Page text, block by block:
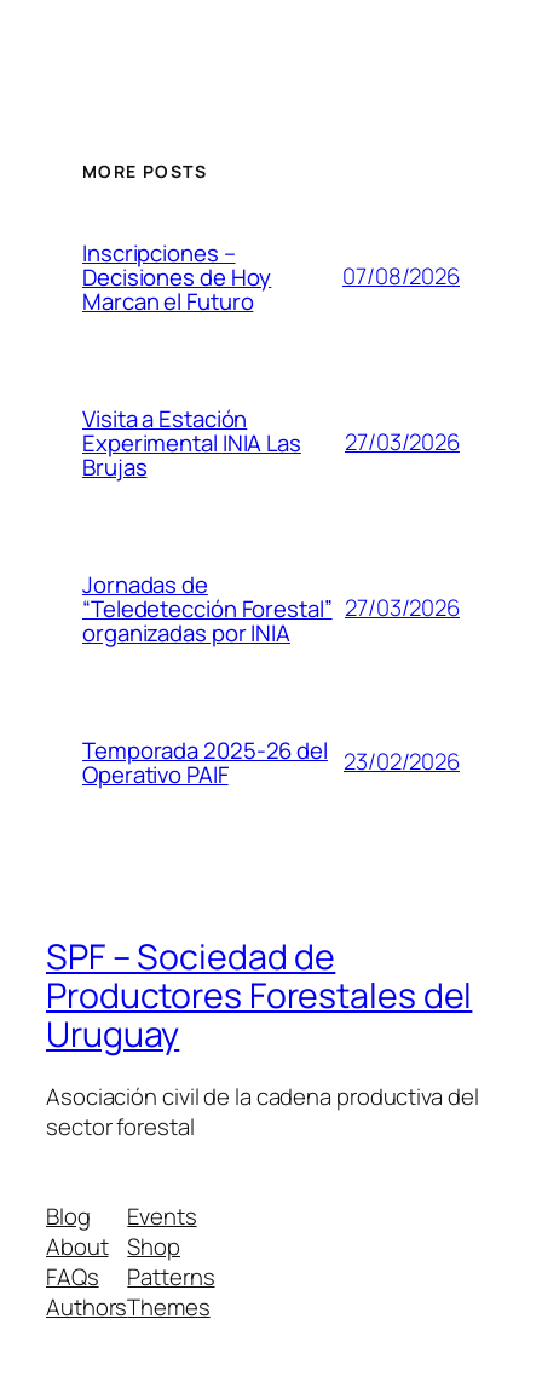
MORE POSTS
Inscripciones –
Decisiones de Hoy
Marcan el Futuro
07/08/2026
Visita a Estación
Experimental INIA Las
Brujas
27/03/2026
Jornadas de
“Teledetección Forestal”
organizadas por INIA
27/03/2026
Temporada 2025-26 del
Operativo PAIF 23/02/2026
SPF – Sociedad de
Productores Forestales del
Uruguay
Asociación civil de la cadena productiva del
sector forestal
Blog
About
FAQs
Authors
Events
Shop
Patterns
Themes